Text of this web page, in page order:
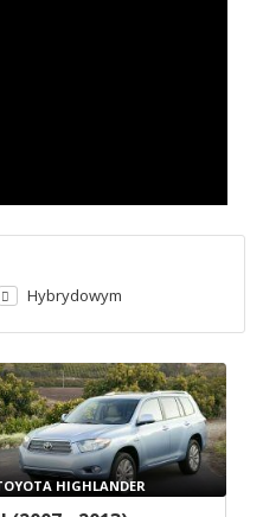
Hybrydowym
HIGHLANDER